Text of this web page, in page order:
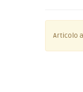
Articolo